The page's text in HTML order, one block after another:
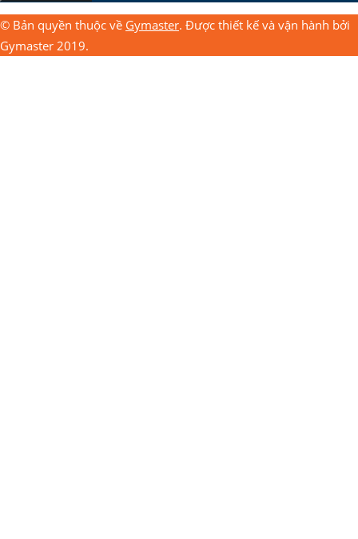
© Bản quyền thuộc về Gymaster. Được thiết kế và vận hành bởi
Gymaster 2019.